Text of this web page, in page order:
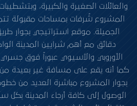
والعائلات الصغيرة والكبيرة،
المشروع شُرفات بمساحات مقبولة
الجميلة. موقع استراتيجي بجوار
دقائق مع أهم شرايين المدينة
الأوروبي والآسيوي عبوراً فوق جسري
كما أنه يقع على مسافة غير بعيدة من
بجوار المشروع مباشرة العديد من
الوصول إلى كافة أرجاء المدينة